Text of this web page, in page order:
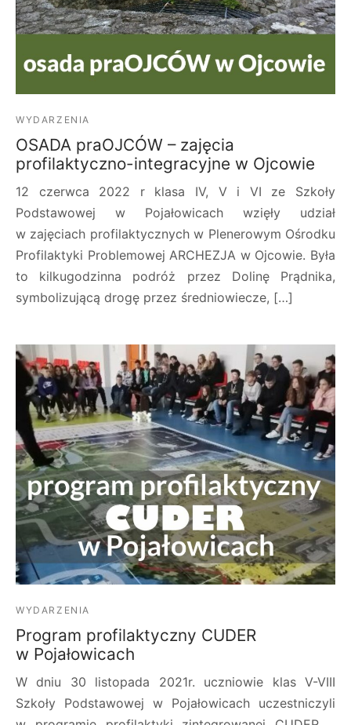
WYDARZENIA
OSADA praOJCÓW – zajęcia
profilaktyczno-integracyjne w Ojcowie
12 czerwca 2022 r klasa IV, V i VI ze Szkoły
Podstawowej w Pojałowicach wzięły udział
w zajęciach profilaktycznych w Plenerowym Ośrodku
Profilaktyki Problemowej ARCHEZJA w Ojcowie. Była
to kilkugodzinna podróż przez Dolinę Prądnika,
symbolizującą drogę przez średniowiecze, […]
WYDARZENIA
Program profilaktyczny CUDER
w Pojałowicach
W dniu 30 listopada 2021r. uczniowie klas V-VIII
Szkoły Podstawowej w Pojałowicach uczestniczyli